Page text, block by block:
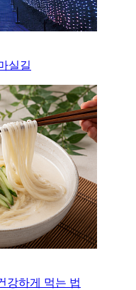
실길
강하게 먹는 법